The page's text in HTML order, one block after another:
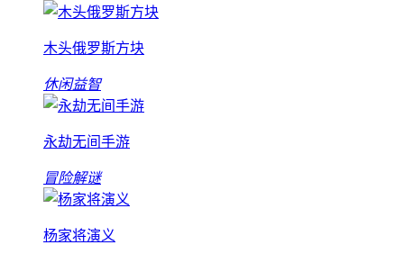
木头俄罗斯方块
休闲益智
永劫无间手游
冒险解谜
杨家将演义